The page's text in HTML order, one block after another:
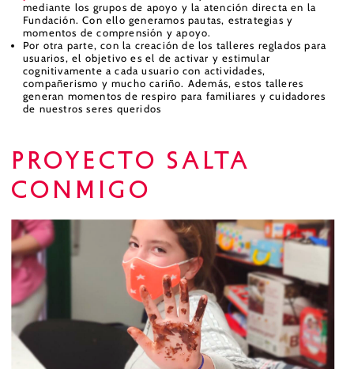
mediante los grupos de apoyo y la atención directa en la
Fundación. Con ello generamos pautas, estrategias y
momentos de comprensión y apoyo.
Por otra parte, con la creación de los talleres reglados para
usuarios, el objetivo es el de activar y estimular
cognitivamente a cada usuario con actividades,
compañerismo y mucho cariño. Además, estos talleres
generan momentos de respiro para familiares y cuidadores
de nuestros seres queridos
Proyecto Salta
conmigo